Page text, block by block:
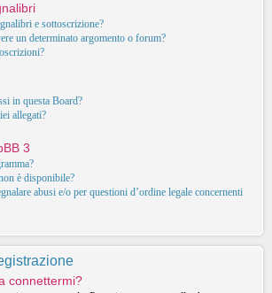
e sottoscrizione?
un determinato argomento o forum?
in questa Board?
allegati?
3
è disponibile?
abusi e/o per questioni d’ordine legale concernenti
connettermi?